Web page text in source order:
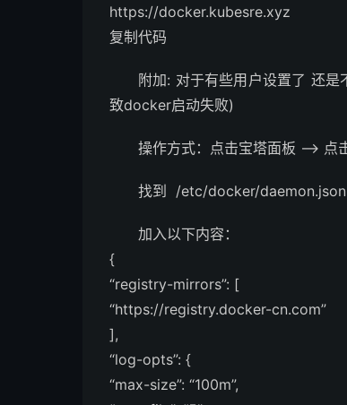
https://docker.kubesre.xyz
复制代码
附加: 对于有些用户设置了 还
致docker启动失败)
操作方式：点击宝塔面板 –>
找到 /etc/docker/daemon.json
加入以下内容：
{
“registry-mirrors”: [
“https://registry.docker-cn.com”
],
“log-opts”: {
“max-size”: “100m”,